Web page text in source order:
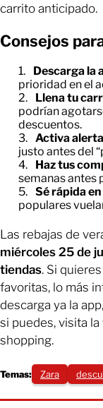
carrito anticipado.
Consejos
Descarga la
prioridad en el
Llena tu
podrían
descuentos.
Activa
justo antes del
Haz tus
semanas antes
Sé rápida
populares
Las rebajas de
miércoles 25 de
tiendas. Si
favoritas, lo más
descarga ya la
si puedes, visita
shopping.
Temas: Zara